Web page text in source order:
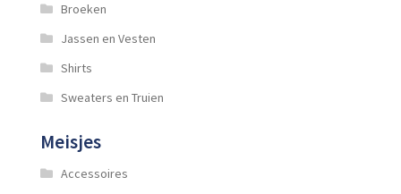
Broeken
Jassen en Vesten
Shirts
Sweaters en Truien
Meisjes
Accessoires